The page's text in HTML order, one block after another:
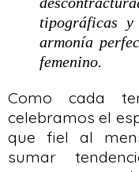
tipográficas
armonía
femenino.
Como cada
celebramos el
que fiel al
sumar